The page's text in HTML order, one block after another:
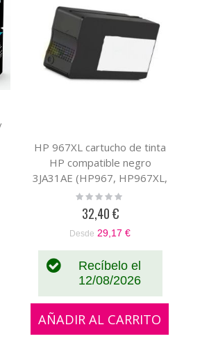
HP 967XL cartucho de tinta
HP compatible negro
3JA31AE (HP967, HP967XL,
HP 967 )
Rating:
32,40 €
Desde 29,17 €
Recíbelo el
12/08/2026
AÑADIR AL CARRITO